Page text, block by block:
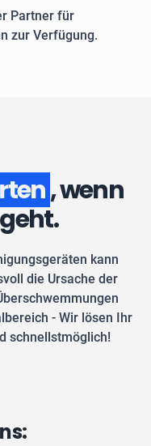
Partner für
zur Verfügung.
, wenn
kann
die Ursache der
- Wir lösen Ihr
schnellstmöglich!